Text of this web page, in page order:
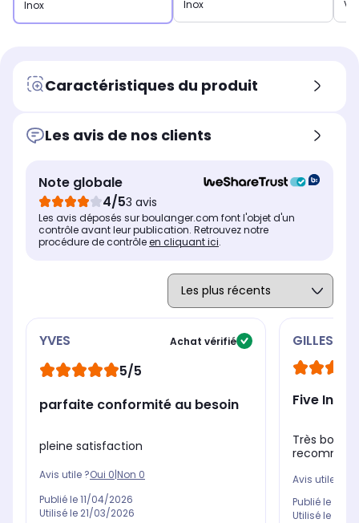
Inox Inox
Caractéristiques du produit
Les avis de nos clients
Note globale
4/53 avis
Les avis déposés sur boulanger.com font l'objet d'un
contrôle avant leur publication. Retrouvez notre
procédure de contrôleen cliquant ici.
YVES Achat vérifié
5/5
parfaite conformité au besoin
pleine satisfaction
Avis utile ?Oui 0|Non 0
Publié le11/04/2026
Utilisé le 21/03/2026
GILLES
Five Inox
Très bon
Avis utile ?
Publié le
Utilisé le